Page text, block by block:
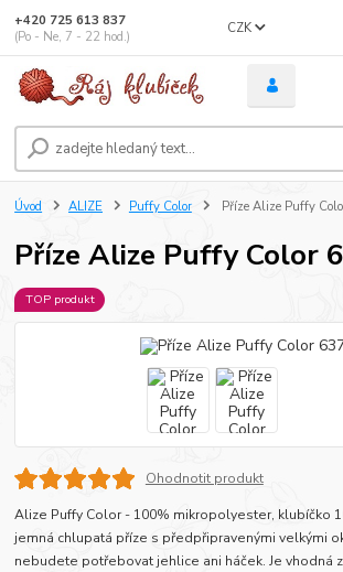
CZK
+420 725 613 837
(Po - Ne, 7 - 22 hod.)
Úvod ALIZE Puffy Color Příze Alize Puffy
Příze Alize Puffy Color
TOP produkt
Ohodnotit produkt
Alize Puffy Color - 100% mikropolyester, klubíčko
jemná chlupatá příze s předpřipravenými velkými
nebudete potřebovat jehlice ani háček. Je vhodná